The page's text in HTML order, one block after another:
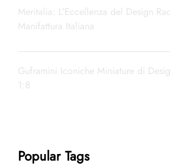
Meritalia: L’Eccellenza del Design
Manifattura Italiana
Guframini Iconiche Miniature di
1:8
Popular Tags